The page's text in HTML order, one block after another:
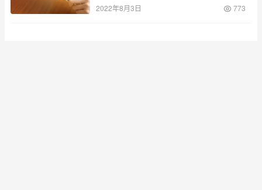
2022年8月3日 773